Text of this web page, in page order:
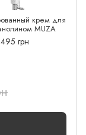
крем для
MUZA
495 грн